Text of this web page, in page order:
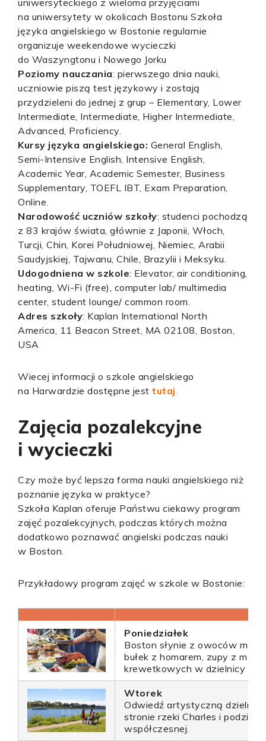
uniwersyteckiego z wieloma przyjęciami
na uniwersytety w okolicach Bostonu Szkoła
języka angielskiego w Bostonie regularnie
organizuje weekendowe wycieczki
do Waszyngtonu i Nowego Jorku
Poziomy nauczania: pierwszego dnia nauki,
uczniowie piszą test językowy i zostają
przydzieleni do jednej z grup – Elementary, Lower
Intermediate, Intermediate, Higher Intermediate,
Advanced, Proficiency.
Kursy języka angielskiego: General English,
Semi-Intensive English, Intensive English,
Academic Year, Academic Semester, Business
Supplementary, TOEFL IBT, Exam Preparation,
Online.
Narodowość uczniów szkoły: studenci pochodzą
z 83 krajów świata, głównie z Japonii, Włoch,
Turcji, Chin, Korei Południowej, Niemiec, Arabii
Saudyjskiej, Tajwanu, Chile, Brazylii i Meksyku.
Udogodniena w szkole: Elevator, air conditioning,
heating, Wi-Fi (free), computer lab/ multimedia
center, student lounge/ common room.
Adres szkoły: Kaplan International North
America, 11 Beacon Street, MA 02108, Boston,
USA
Wiecej informacji o szkole angielskiego
na Harwardzie dostępne jest tutaj.
Zajęcia pozalekcyjne
i wycieczki
Czy może być lepsza forma nauki angielskiego niż
poznanie języka w praktyce?
Szkoła Kaplan oferuje Państwu ciekawy program
zajęć pozalekcyjnych, podczas których można
dodatkowo poznawać angielski podczas nauki
w Boston.
Przykładowy program zajęć w szkole w Bostonie:
Poniedziałek
Boston słynie z owoców
bułek z homarem, zupy z małż
krewetkowych w dzielnicy
Wtorek
Odwiedź artystyczną
stronie rzeki Charles i
współczesnej.